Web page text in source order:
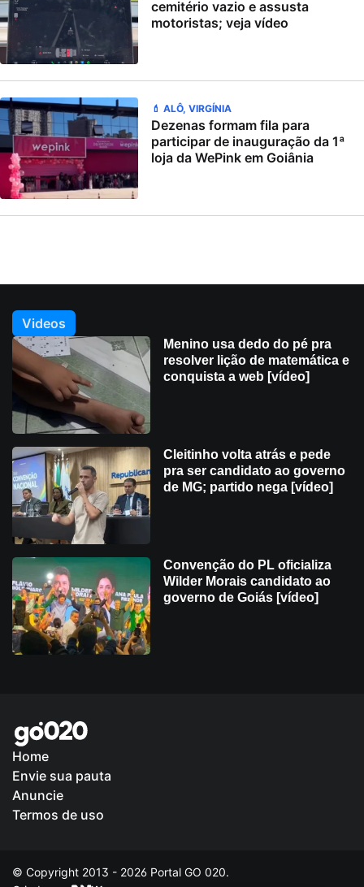
cemitério vazio e assusta
motoristas; veja vídeo
💄 ALÔ, VIRGÍNIA
Dezenas formam fila para
participar de inauguração da 1ª
loja da WePink em Goiânia
Videos
Menino usa dedo do pé pra
resolver lição de matemática e
conquista a web [vídeo]
Cleitinho volta atrás e pede
pra ser candidato ao governo
de MG; partido nega [vídeo]
Convenção do PL oficializa
Wilder Morais candidato ao
governo de Goiás [vídeo]
Home
Envie sua pauta
Anuncie
Termos de uso
© Copyright 2013 - 2026 Portal GO 020.